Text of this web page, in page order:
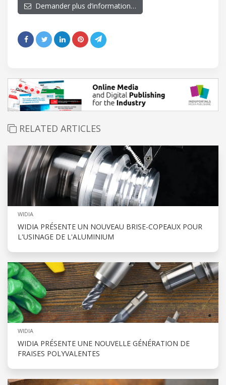
Demander plus d’information…
RELATED ARTICLES
WIDIA
WIDIA PRÉSENTE UN NOUVEAU BRISE-COPEAUX POUR
L'USINAGE DE L'ALUMINIUM
WIDIA
WIDIA PRÉSENTE UNE NOUVELLE GÉNÉRATION DE
FRAISES POLYVALENTES